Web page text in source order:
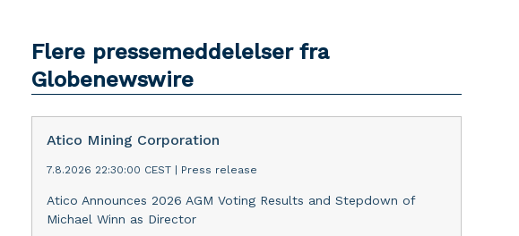
Flere pressemeddelelser fra
Globenewswire
Atico Mining Corporation
7.8.2026 22:30:00 CEST Press release
Atico Announces 2026 AGM Voting Results and Stepdown of
Michael Winn as Director